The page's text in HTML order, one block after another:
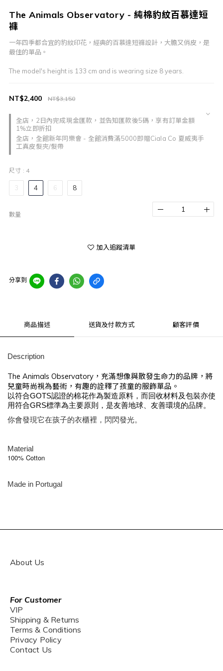
The Animals Observatory - 純棉豹紋百慕達短
褲
一年四季都合宜的豹紋印花，經典的百慕達短褲設計，大膽又俏皮，是
最佳的單品。
The model's height is 133 cm and is wearing size 8 years.
全店，2日內完成現金匯款，並告知匯款後5碼，享有訂單金額
1%立即折扣
全店，全館新年同樂會 - 全館消費滿5000即贈Ciala Co 夏威夷手
工真皮髮夾/髮帶
NT$3,150
NT$2,400
尺寸 : 4
3 4 6 8
數量
加入追蹤清單
分享到
商品描述 送貨及付款方式 顧客評價
Description
The Animals Observatory，充滿想像與散發生命力的品牌，將
兒童時尚視為藝術，有趣的詮釋了孩童的服飾單品。
以符合GOTS認證的棉花作為製造原料，而回收材料及包裝亦使
用符合GRS標準為主要原則，是友善地球、友善環境的品牌。
你會發現它在孩子的衣櫃裡，閃閃發光。
Material
100% Cotton
Made in Portugal
About Us
For Customer
VIP
Shipping & Returns
Terms & Conditions
Privacy Policy
Contact Us